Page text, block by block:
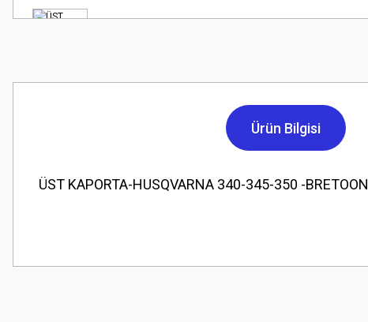
Ürün Bilgisi
ÜST KAPORTA-HUSQVARNA 340-345-350 -BRETOON